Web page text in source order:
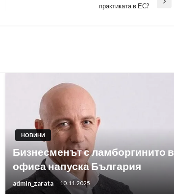
практиката в ЕС?
НОВИНИ
Бизнесменът с ламборгинито в
офиса напуска България
admin_zarata 10.11.2025